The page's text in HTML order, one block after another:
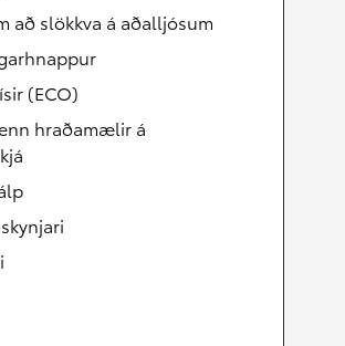
að slökkva á aðalljósum
(ECO)
hraðamælir á